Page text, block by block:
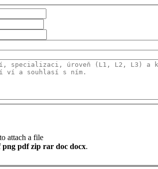
attach a file
png pdf zip rar doc docx.